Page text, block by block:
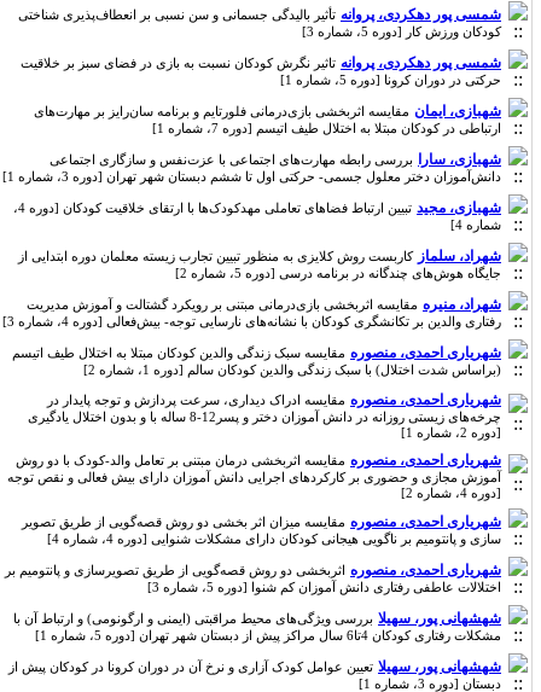
شمسی پور دهکردی، پروانه تأثیر بالیدگی جسمانی و سن نسبی بر انعطاف‌پذیری شناختی
کودکان ورزش کار [دوره 5، شماره 3]
شمسی پور دهکردی، پروانه تاثیر نگرش کودکان نسبت به بازی در فضای سبز بر خلاقیت
حرکتی در دوران کرونا [دوره 5، شماره 1]
شهبازی، ایمان مقایسه اثربخشی بازی‌درمانی فلورتایم و برنامه سان‌رایز بر مهارت‌های
ارتباطی در کودکان مبتلا به اختلال طیف اتیسم [دوره 7، شماره 1]
شهبازی، سارا بررسی رابطه مهارت‌های اجتماعی با عزت‌نفس و سازگاری اجتماعی
دانش‌آموزان دختر معلول جسمی- حرکتی اول تا ششم دبستان شهر تهران [دوره 3، شماره 1]
شهبازی، مجید
تبیین ارتباط فضاهای تعاملی مهدکودک‌ها با ارتقای خلاقیت کودکان [دوره 4،
شماره 4]
شهراد، سلماز کاربست روش کلایزی به منظور تبیین تجارب زیسته معلمان دوره ابتدایی از
جایگاه هوش‌های چندگانه در برنامه درسی [دوره 5، شماره 2]
شهراد، منیره مقایسه اثربخشی بازی‌درمانی مبتنی بر رویکرد گشتالت و آموزش مدیریت
رفتاری والدین بر تکانشگری کودکان با نشانه‌های نارسایی توجه- بیش‌فعالی [دوره 4، شماره 3]
شهریاری احمدی، منصوره مقایسه سبک زندگی والدین کودکان مبتلا به اختلال طیف اتیسم
(براساس شدت اختلال) با سبک زندگی والدین کودکان سالم [دوره 1، شماره 2]
شهریاری احمدی، منصوره مقایسه ادراک دیداری، سرعت پردازش و توجه پایدار در
چرخه‌های زیستی روزانه در دانش آموزان دختر و پسر12-8 ساله با و بدون اختلال یادگیری
[دوره 2، شماره 1]
شهریاری احمدی، منصوره مقایسه اثربخشی درمان مبتنی بر تعامل والد-کودک با دو روش
آموزش مجازی و حضوری بر کارکردهای اجرایی دانش آموزان دارای بیش فعالی و نقص توجه
[دوره 4، شماره 2]
شهریاری احمدی، منصوره مقایسه میزان اثر بخشی دو روش قصه‌گویی از طریق تصویر
سازی و پانتومیم بر ناگویی هیجانی کودکان دارای مشکلات شنوایی [دوره 4، شماره 4]
شهریاری احمدی، منصوره اثربخشی دو روش قصه‌گویی از طریق تصویرسازی و پانتومیم بر
اختلالات عاطفی رفتاری دانش آموزان کم شنوا [دوره 5، شماره 3]
شهشهانی پور، سهیلا بررسی ویژگی‌های محیط مراقبتی (ایمنی و ارگونومی) و ارتباط آن با
مشکلات رفتاری کودکان 4تا6 سال مراکز پیش از دبستان شهر تهران [دوره 5، شماره 1]
شهشهانی پور، سهیلا تعیین عوامل کودک آزاری و نرخ آن در دوران کرونا در کودکان پیش از
دبستان [دوره 3، شماره 1]